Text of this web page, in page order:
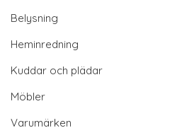
Belysning
Heminredning
Kuddar och plädar
Möbler
Varumärken